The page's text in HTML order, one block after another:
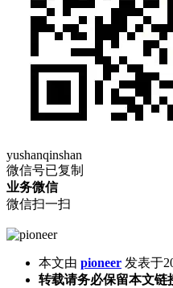
yushanqinshan
微信号已复制
业务微信
微信扫一扫
本文由 pioneer 发表于
转载请务必保留本文链